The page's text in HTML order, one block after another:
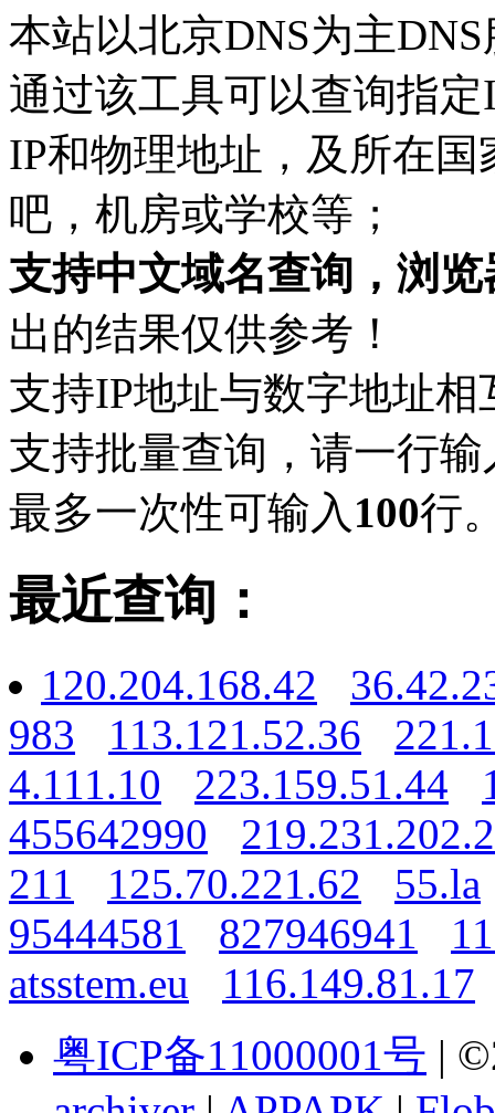
本站以北京DNS为主
通过该工具可以查询指
IP和物理地址，及所在
吧，机房或学校等；
支持中文域名查询，浏
出的结果仅供参考！
支持IP地址与数字地址相
支持批量查询，请一行
最多一次性可输入 100行
最近查询：
120.204.168.42
983
113.121.52.36
4.111.10
223.159.51.44
455642990
211
125.70.221.62
55.la
95444581
827946941
atsstem.eu
116.149.81.17
粤ICP备11000001号 |